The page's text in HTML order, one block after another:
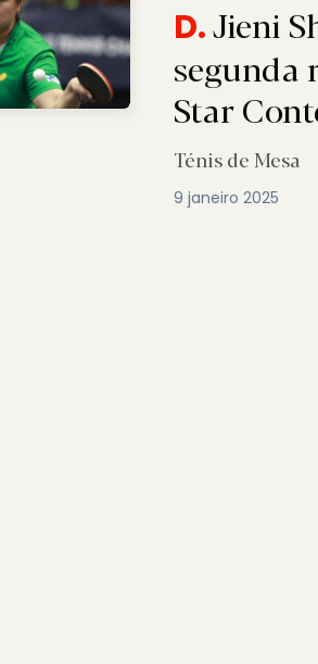
D.Jieni
segunda
Star
Ténis de Mesa
9 janeiro 2025